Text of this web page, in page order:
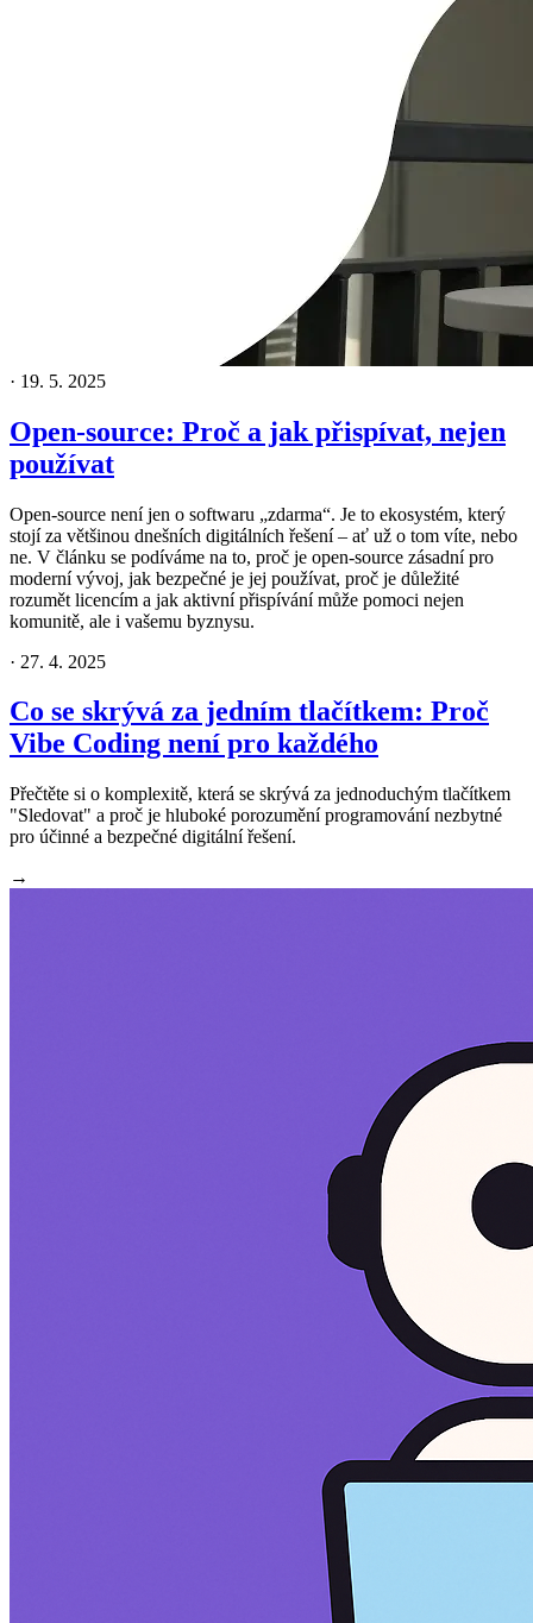
· 19. 5. 2025
Open-source: Proč a jak přispívat, nejen
používat
Open-source není jen o softwaru „zdarma“. Je to ekosystém, který
stojí za většinou dnešních digitálních řešení – ať už o tom víte, nebo
ne. V článku se podíváme na to, proč je open-source zásadní pro
moderní vývoj, jak bezpečné je jej používat, proč je důležité
rozumět licencím a jak aktivní přispívání může pomoci nejen
komunitě, ale i vašemu byznysu.
· 27. 4. 2025
Co se skrývá za jedním tlačítkem: Proč
Vibe Coding není pro každého
Přečtěte si o komplexitě, která se skrývá za jednoduchým tlačítkem
"Sledovat" a proč je hluboké porozumění programování nezbytné
pro účinné a bezpečné digitální řešení.
→